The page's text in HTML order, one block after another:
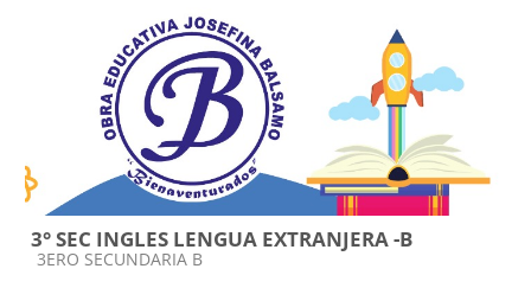
3° SEC INGLES LENGUA EXTRANJERA -B
Categoría de cursos
3ERO SECUNDARIA B